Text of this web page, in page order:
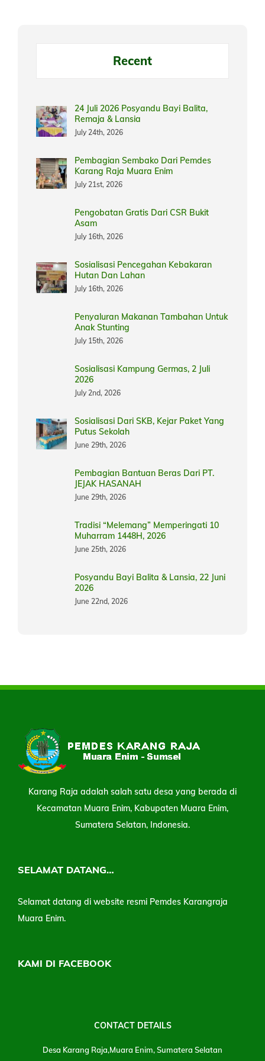
Recent
24 Juli 2026 Posyandu Bayi Balita,
Remaja & Lansia
July 24th, 2026
Pembagian Sembako Dari Pemdes
Karang Raja Muara Enim
July 21st, 2026
Pengobatan Gratis Dari CSR Bukit
Asam
July 16th, 2026
Sosialisasi Pencegahan Kebakaran
Hutan Dan Lahan
July 16th, 2026
Penyaluran Makanan Tambahan Untuk
Anak Stunting
July 15th, 2026
Sosialisasi Kampung Germas, 2 Juli
2026
July 2nd, 2026
Sosialisasi Dari SKB, Kejar Paket Yang
Putus Sekolah
June 29th, 2026
Pembagian Bantuan Beras Dari PT.
JEJAK HASANAH
June 29th, 2026
Tradisi “Melemang” Memperingati 10
Muharram 1448H, 2026
June 25th, 2026
Posyandu Bayi Balita & Lansia, 22 Juni
2026
June 22nd, 2026
Karang Raja adalah salah satu desa yang berada di
Kecamatan Muara Enim, Kabupaten Muara Enim,
Sumatera Selatan, Indonesia.
SELAMAT DATANG…
Selamat datang di website resmi Pemdes Karangraja
Muara Enim.
KAMI DI FACEBOOK
CONTACT DETAILS
Desa Karang Raja,Muara Enim, Sumatera Selatan